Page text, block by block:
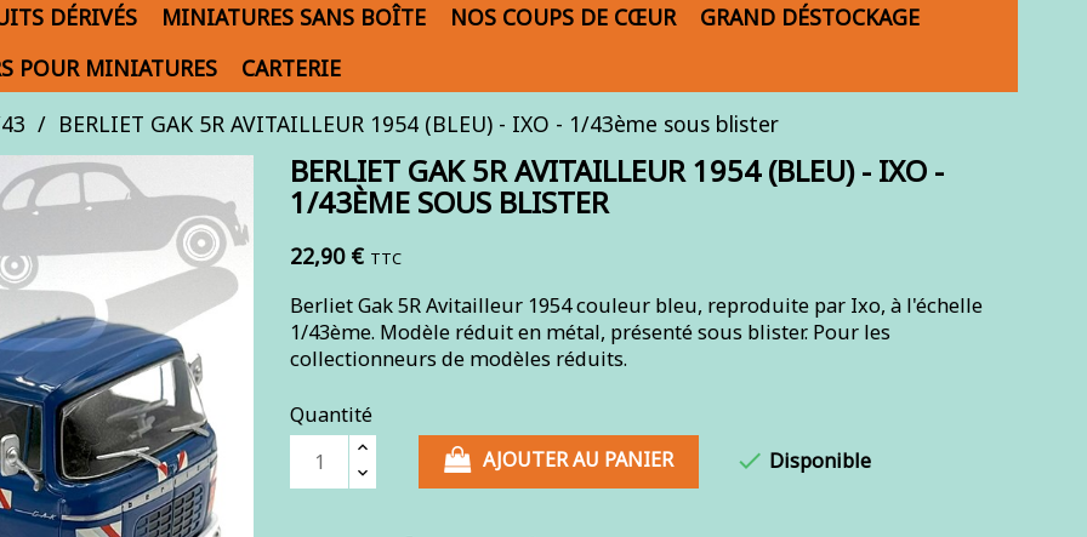
DÉRIVÉS
MINIATURES SANS BOÎTE NOS COUPS DE CŒUR
GRAND DÉSTOCKAGE
POUR MINIATURES
CARTERIE
BERLIET GAK 5R AVITAILLEUR 1954 (BLEU) - IXO - 1/43ème sous blister
BERLIET GAK 5R AVITAILLEUR 1954 (BLEU) - IXO -
1/43ÈME SOUS BLISTER
22,90 € TTC
Berliet Gak 5R Avitailleur 1954 couleur bleu, reproduite par Ixo, à l'échelle
1/43ème. Modèle réduit en métal, présenté sous blister. Pour les
collectionneurs de modèles réduits.
Quantité
AJOUTER AU PANIER
 Disponible